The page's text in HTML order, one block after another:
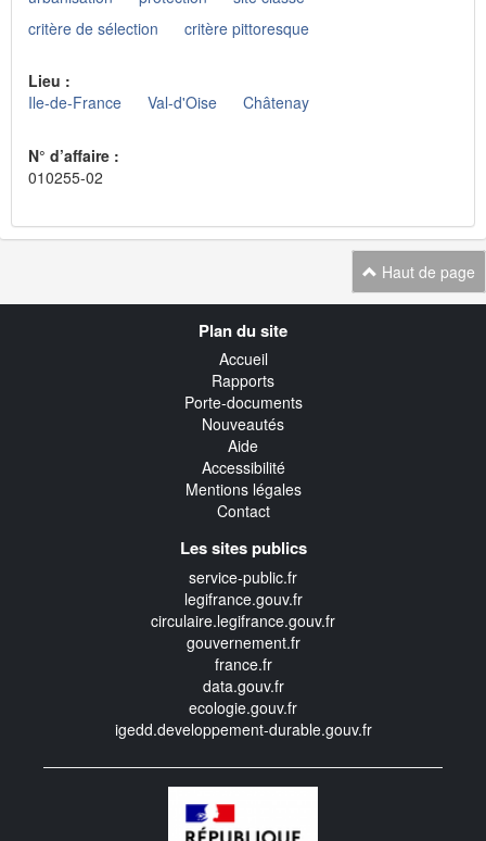
critère de sélection
critère pittoresque
Lieu :
Ile-de-France
Val-d'Oise Châtenay
N° d’affaire :
010255-02
Haut de page
Plan du site
Accueil
Rapports
Porte-documents
Nouveautés
Aide
Accessibilité
Mentions légales
Contact
Les sites publics
service-public.fr
legifrance.gouv.fr
circulaire.legifrance.gouv.fr
gouvernement.fr
france.fr
data.gouv.fr
ecologie.gouv.fr
igedd.developpement-durable.gouv.fr